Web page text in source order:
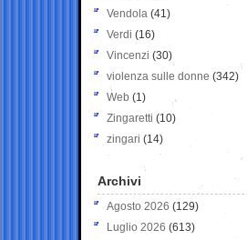
Vendola (41)
Verdi (16)
Vincenzi (30)
violenza sulle donne (342)
Web (1)
Zingaretti (10)
zingari (14)
Archivi
Agosto 2026 (129)
Luglio 2026 (613)